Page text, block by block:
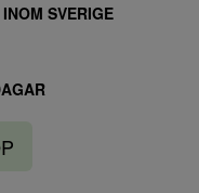
SVERIGE